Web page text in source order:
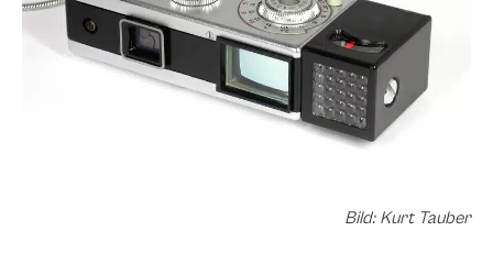
Bild: Kurt Tauber